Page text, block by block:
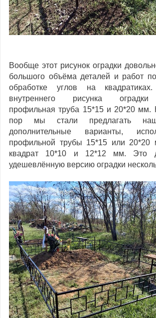
Вообще этот рисунок оградки
большого объёма деталей и работ
обработке углов на
внутреннего рисунка оградки
профильная труба 15*15 и 20*20 мм.
пор мы стали предлагать
дополнительные варианты,
профильной трубы 15*15 или 20*20
квадрат 10*10 и 12*12 мм. Это
удешевлённую версию оградки